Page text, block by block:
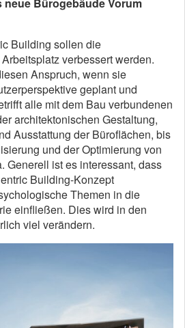
Building sollen die
verbessert werden.
Anspruch, wenn sie
geplant und
alle mit dem Bau verbundenen
architektonischen Gestaltung,
Ausstattung der Büroflächen, bis
und der Optimierung von
Generell ist es interessant, dass
Building-Konzept
Themen in die
einfließen. Dies wird in den
viel verändern.